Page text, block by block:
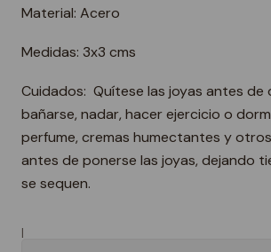
Material: Acero
Medidas: 3x3 cms
Cuidados: Quítese las joyas antes de
bañarse, nadar, hacer ejercicio o
perfume, cremas humectantes y
antes de ponerse las joyas, dejando
se sequen.
|